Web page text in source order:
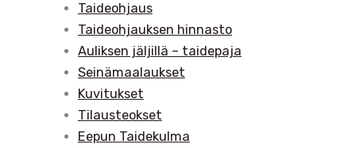
Taideohjaus
Taideohjauksen hinnasto
Auliksen jäljillä – taidepaja
Seinämaalaukset
Kuvitukset
Tilausteokset
Eepun Taidekulma